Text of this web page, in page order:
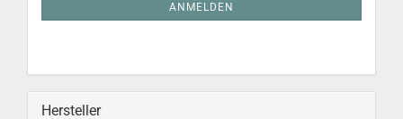
ANMELDEN
Hersteller